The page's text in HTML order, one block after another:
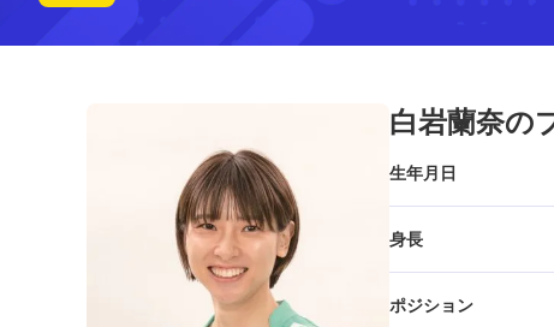
白岩蘭奈の
生年月日
身長
ポジション